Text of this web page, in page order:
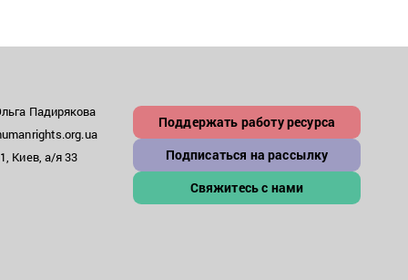
Падирякова
Киев, а/я 33
Поддержать работу ресурса
Подписаться на рассылку
Свяжитесь с нами